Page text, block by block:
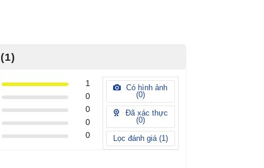
1
0
0
0
0
Có hình ảnh
(0)
Đã xác thực
(0)
Lọc đánh giá (1)